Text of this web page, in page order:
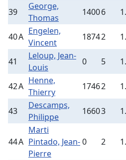
39
George,
Thomas
14006
40A
Engelen,
Vincent
18742
41
Leloup, Jean-
Louis
0 5
42A
Henne,
Thierry
17462
43
Descamps,
Philippe
16603
44A
Marti
Pintado, Jean-
Pierre
0 2